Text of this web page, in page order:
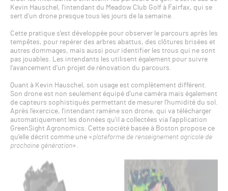
Kevin Hauschel, l’intendant du Meadow Club Golf à Fairfax, qui se
sert d’un drone presque tous les jours de la semaine.
Cette pratique s’est développée pour observer le parcours après les
tempêtes, pour repérer des arbres abattus, des clôtures brisées et
autres dommages, mais aussi pour identifier les trous qui ne sont
pas jouables. Les intendants les utilisent également pour suivre
l’avancement d’un projet de rénovation du parcours.
Quant à Kevin Hauschel, son usage est complètement différent.
Son drone est non seulement équipé d’une caméra mais également
de capteurs sophistiqués permettant de mesurer l’humidité du sol.
Après l’exercice, l’intendant ramène son drone, qui va télécharger
automatiquement les données qu’il a collectées via l’application
GreenSight Agronomics. Cette société basée à Boston propose ce
qu’elle décrit comme une « plateforme de renseignement agricole de
prochaine génération».